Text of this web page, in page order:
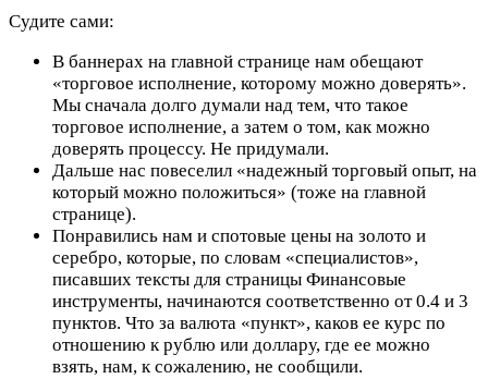
Судите сами:
В баннерах на главной странице нам обещают
«торговое исполнение, которому можно доверять».
Мы сначала долго думали над тем, что такое
торговое исполнение, а затем о том, как можно
доверять процессу. Не придумали.
Дальше нас повеселил «надежный торговый опыт, на
который можно положиться» (тоже на главной
странице).
Понравились нам и спотовые цены на золото и
серебро, которые, по словам «специалистов»,
писавших тексты для страницы Финансовые
инструменты, начинаются соответственно от 0.4 и 3
пунктов. Что за валюта «пункт», каков ее курс по
отношению к рублю или доллару, где ее можно
взять, нам, к сожалению, не сообщили.